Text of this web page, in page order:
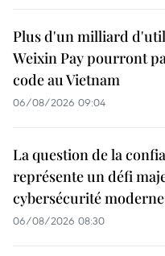
Plus d'un milliard
Weixin Pay pourront
code au Vietnam
06/08/2026 09:04
La question de la
représente un défi
cybersécurité moderne
06/08/2026 08:30